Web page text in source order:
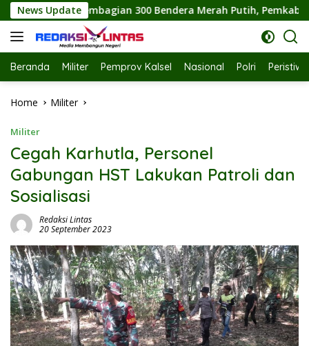
Skip
to
content
News UpdateMerah Putih, Pemkab Labuhanbatu Semarakkan HUT
Beranda Militer Pemprov Kalsel Nasional Polri
Home Militer
Militer
Cegah Karhutla, Personel
Gabungan HST Lakukan Patroli dan
Sosialisasi
Redaksi Lintas
20 September 2023